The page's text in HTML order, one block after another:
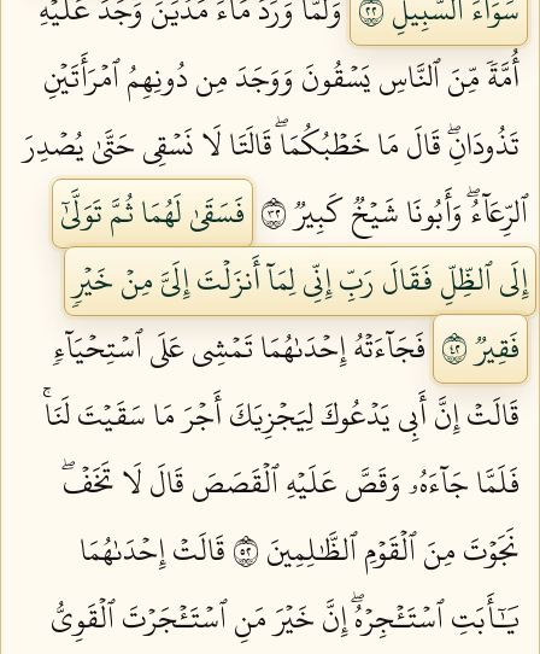
أُمَّةٗ مِّنَ ٱلنَّاسِ يَسۡقُونَ وَوَجَدَ مِن دُونِهِمُ ٱمۡرَأَتَيۡنِ
تَذُودَانِۖ قَالَ مَا خَطۡبُكُمَاۖ قَالَتَا لَا نَسۡقِي حَتَّىٰ يُصۡدِرَ
ٱلرِّعَآءُۖ وَأَبُونَا شَيۡخٞ كَبِيرٞ ٢٣
فَسَقَىٰ لَهُمَا ثُمَّ تَوَلَّىٰٓ
إِلَى ٱلظِّلِّ فَقَالَ رَبِّ إِنِّي لِمَآ أَنزَلۡتَ إِلَيَّ مِنۡ خَيۡرٖ
فَقِيرٞ ٢٤
فَجَآءَتۡهُ إِحۡدَىٰهُمَا تَمۡشِي عَلَى ٱسۡتِحۡيَآءٖ
قَالَتۡ إِنَّ أَبِي يَدۡعُوكَ لِيَجۡزِيَكَ أَجۡرَ مَا سَقَيۡتَ لَنَاۚ
فَلَمَّا جَآءَهُۥ وَقَصَّ عَلَيۡهِ ٱلۡقَصَصَ قَالَ لَا تَخَفۡۖ
نَجَوۡتَ مِنَ ٱلۡقَوۡمِ ٱلظَّٰلِمِينَ ٢٥
قَالَتۡ إِحۡدَىٰهُمَا
يَٰٓأَبَتِ ٱسۡتَـٔۡجِرۡهُۖ إِنَّ خَيۡرَ مَنِ ٱسۡتَـٔۡجَرۡتَ ٱلۡقَوِيُّ